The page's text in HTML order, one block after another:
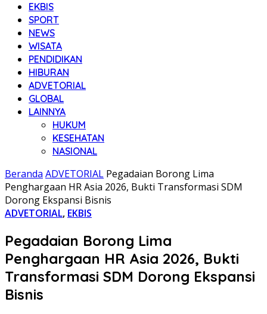
EKBIS
SPORT
NEWS
WISATA
PENDIDIKAN
HIBURAN
ADVETORIAL
GLOBAL
LAINNYA
HUKUM
KESEHATAN
NASIONAL
Beranda ADVETORIAL Pegadaian Borong Lima
Penghargaan HR Asia 2026, Bukti Transformasi SDM
Dorong Ekspansi Bisnis
ADVETORIAL, EKBIS
Pegadaian Borong Lima
Penghargaan HR Asia 2026, Bukti
Transformasi SDM Dorong Ekspansi
Bisnis